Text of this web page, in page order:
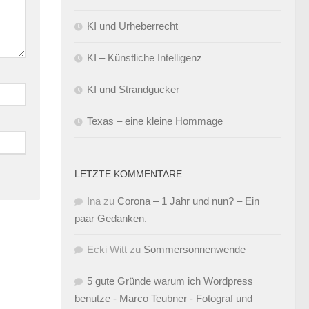
KI und Urheberrecht
KI – Künstliche Intelligenz
KI und Strandgucker
Texas – eine kleine Hommage
LETZTE KOMMENTARE
Ina zu Corona – 1 Jahr und nun? – Ein
paar Gedanken.
Ecki Witt zu Sommersonnenwende
5 gute Gründe warum ich Wordpress
benutze - Marco Teubner - Fotograf und